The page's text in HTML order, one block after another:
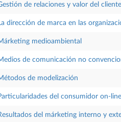
de relaciones y valor del cliente
dirección de marca en las
medioambiental
de comunicación no
de modelización
del consumidor on-line
del márketing interno y